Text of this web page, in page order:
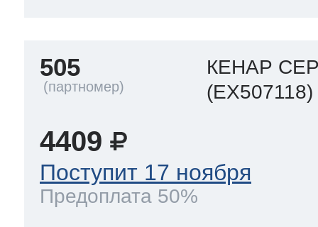
505
КЕНАР
(EX507118)
4409
Поступит 17 ноября
Предоплата 50%